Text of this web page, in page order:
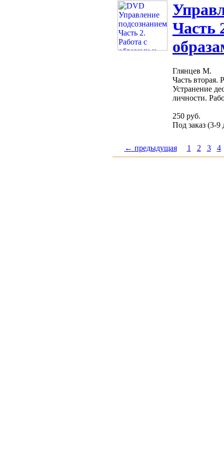
Часть
Глянцев М.
Часть вторая.
Устранение
личности.
250 руб.
Под заказ (3-9
← предыдущая 1 2 3 4